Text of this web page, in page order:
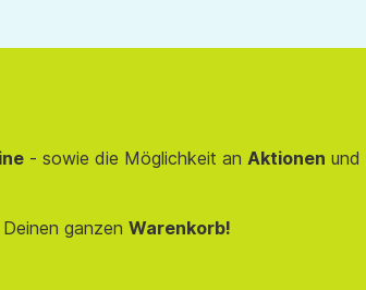
- sowie die Möglichkeit an Aktionen und
ganzen Warenkorb!